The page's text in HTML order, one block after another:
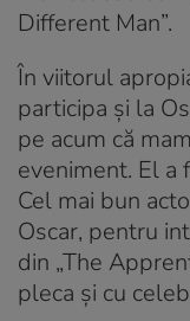
Different Man”.
În viitorul
participa și la
pe acum că
eveniment. El a
Cel mai bun
Oscar, pentru
din „The
pleca și cu